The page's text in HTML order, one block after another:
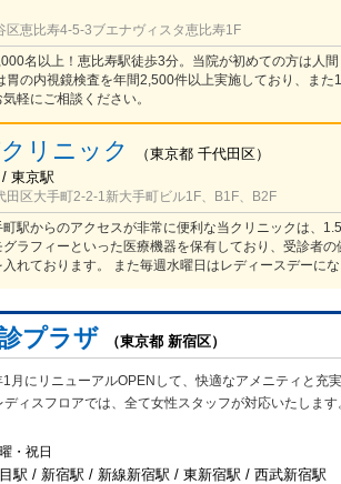
区恵比寿4-5-3ブエナヴィスタ恵比寿1F
名以上！恵比寿駅徒歩3分。当院が初めての方は人
胃の内視鏡検査を年間2,500件以上実施しており、ま
軽にご相談ください。
リニック （東京都 千代田区）
東京駅
田区大手町2-2-1新大手町ビル1F、B1F、B2F
駅からのアクセスが非常に便利な当クリニックは、
グラフィーといった医療機器を保有しており、受診者
れております。 また毎週水曜日はレディースデーにな
プラザ （東京都 新宿区）
月にリニューアルOPENして、快適なアメニティと充
ディスフロアでは、全て女性スタッフが対応いたしま
・祝日
駅 / 新宿駅 / 新線新宿駅 / 東新宿駅 / 西武新宿駅